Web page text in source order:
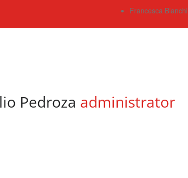
Francesca Bianchi
Pedroza administrator